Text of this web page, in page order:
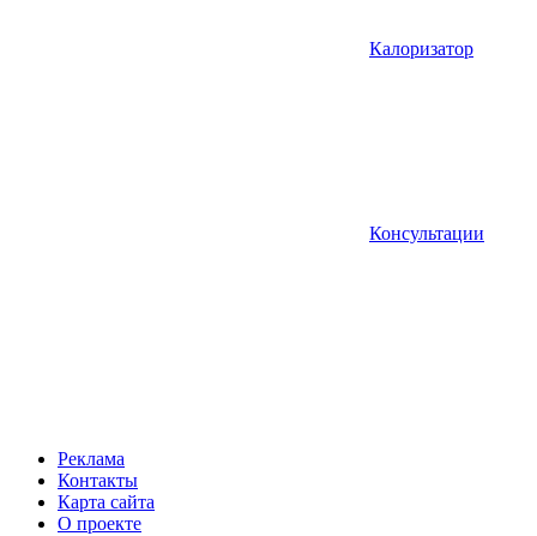
Калоризатор
Консультации
Реклама
Контакты
Карта сайта
О проекте